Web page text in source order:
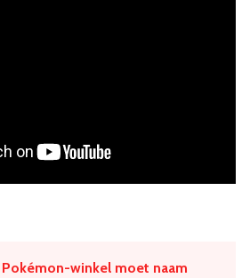
Pokémon-winkel moet naam